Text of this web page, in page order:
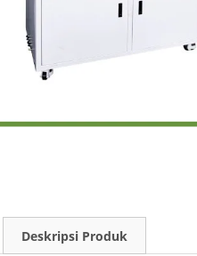
Deskripsi Produk